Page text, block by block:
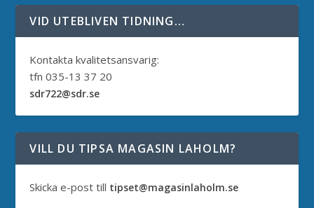
VID UTEBLIVEN TIDNING…
Kontakta kvalitetsansvarig:
tfn 035-13 37 20
sdr722@sdr.se
VILL DU TIPSA MAGASIN LAHOLM?
Skicka e-post till tipset@magasinlaholm.se